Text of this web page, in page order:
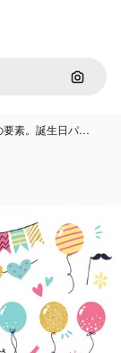
画像で
要素。誕生日パ…